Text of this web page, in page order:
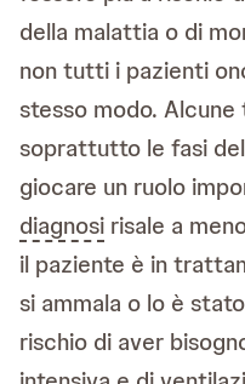
della malattia o di
non tutti i pazienti
stesso modo.
soprattutto le fasi
giocare un ruolo
diagnosi risale a
il paziente è in
si ammala o lo è
rischio di aver